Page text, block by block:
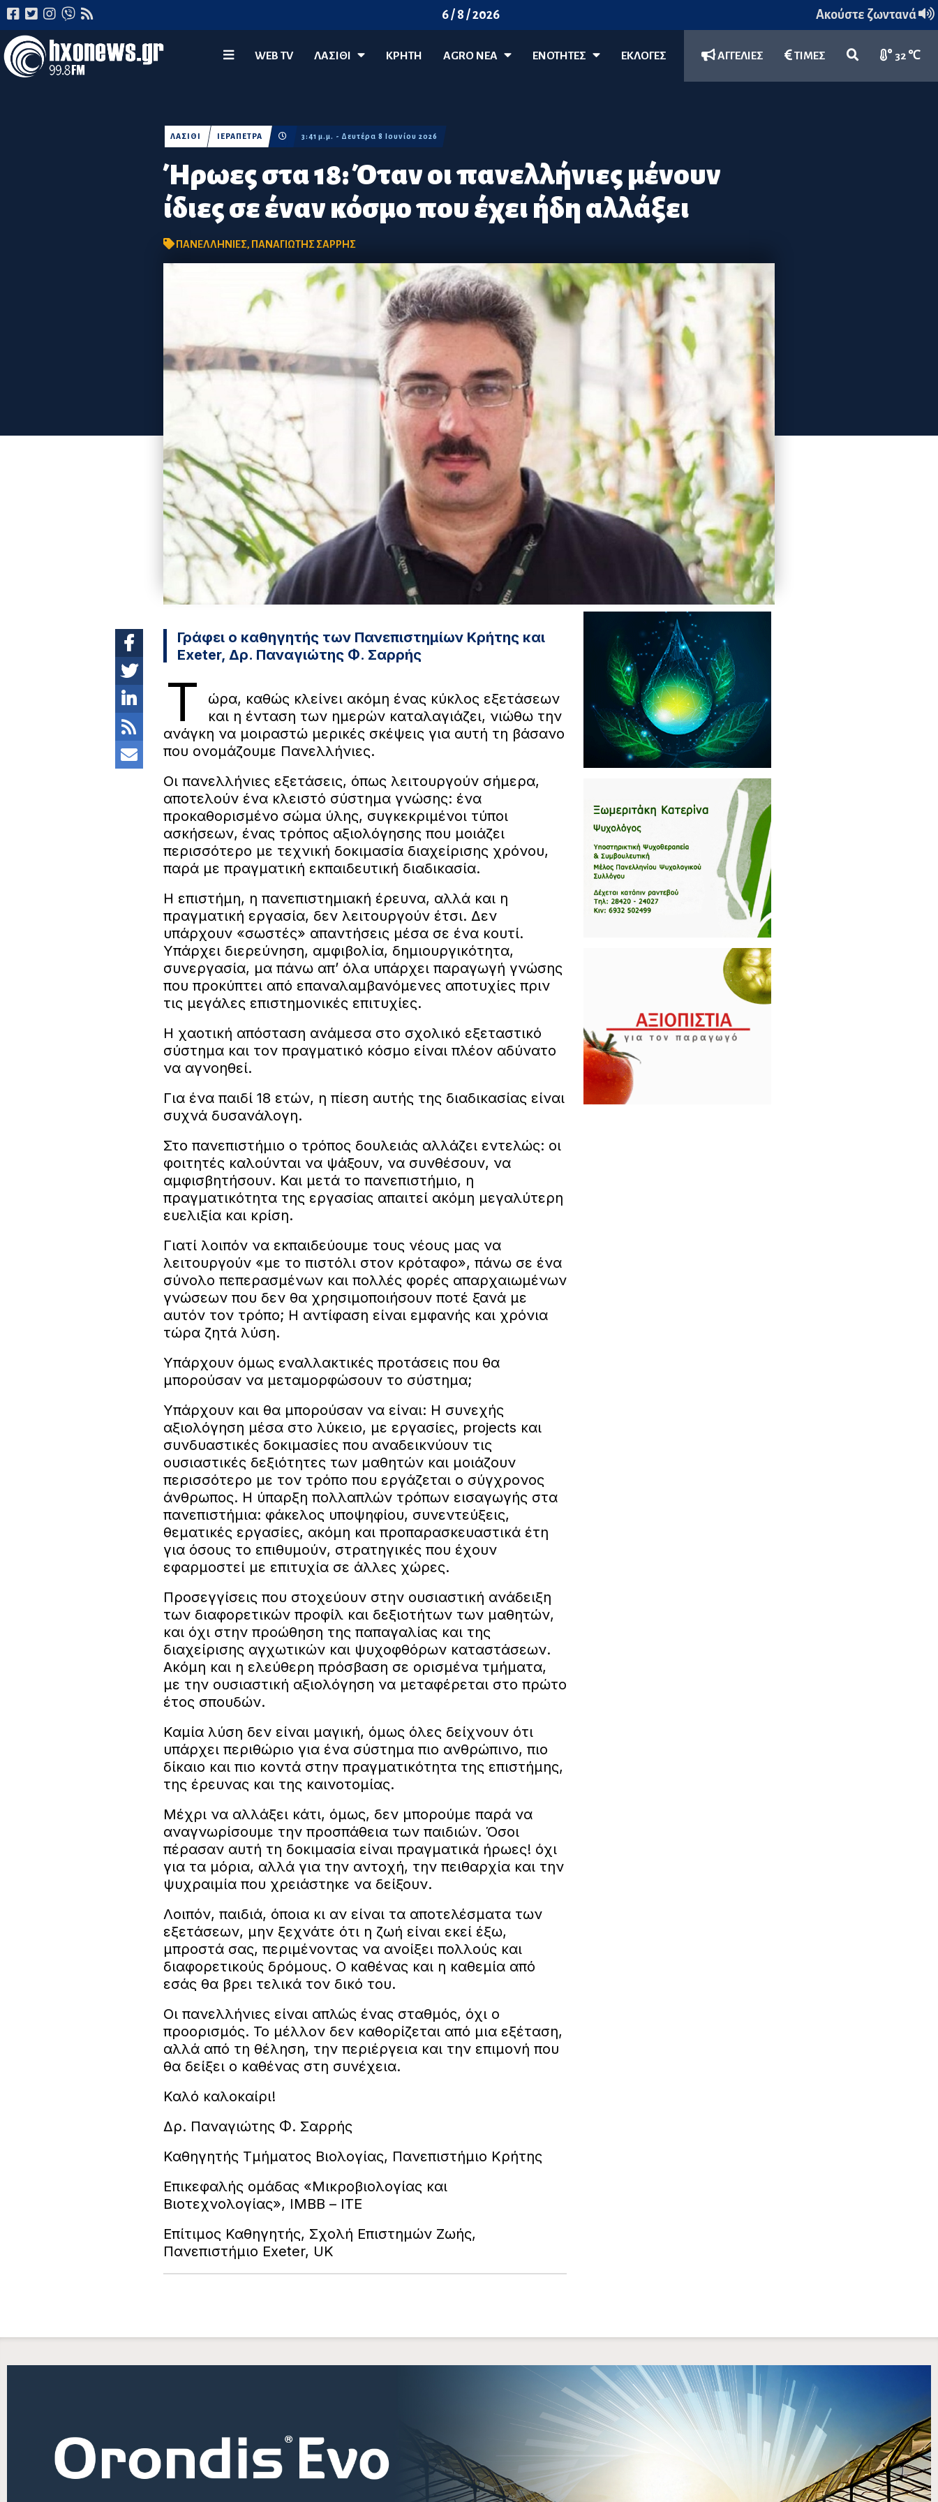
6 / 8 / 2026 Ακούστε ζωντανά
WEB TV ΛΑΣΊΘΙ ΚΡΗΤΗ AGRO ΝΈΑ ΕΝΟΤΗΤΕΣ ΕΚΛΟΓΕΣ ΑΓΓΕΛΙΕΣ ΤΙΜΕΣ 32 ℃
Ήρωες στα 18: Όταν οι πανελλήνιες μένουν
ίδιες σε έναν κόσμο που έχει ήδη αλλάξει
ΛΑΣΙΘΙ ΙΕΡΑΠΕΤΡΑ 3:41 μ.μ. - Δευτέρα 8 Ιουνίου 2026
ΠΑΝΕΛΛΗΝΙΕΣ, ΠΑΝΑΓΙΩΤΗΣ ΣΑΡΡΗΣ
Γράφει ο καθηγητής των Πανεπιστημίων Κρήτης και
Exeter, Δρ. Παναγιώτης Φ. Σαρρής
Τ
ώρα, καθώς κλείνει ακόμη ένας κύκλος εξετάσεων
και η ένταση των ημερών καταλαγιάζει, νιώθω την
ανάγκη να μοιραστώ μερικές σκέψεις για αυτή τη βάσανο
που ονομάζουμε Πανελλήνιες.
Οι πανελλήνιες εξετάσεις, όπως λειτουργούν σήμερα,
αποτελούν ένα κλειστό σύστημα γνώσης: ένα
προκαθορισμένο σώμα ύλης, συγκεκριμένοι τύποι
ασκήσεων, ένας τρόπος αξιολόγησης που μοιάζει
περισσότερο με τεχνική δοκιμασία διαχείρισης χρόνου,
παρά με πραγματική εκπαιδευτική διαδικασία.
Η επιστήμη, η πανεπιστημιακή έρευνα, αλλά και η
πραγματική εργασία, δεν λειτουργούν έτσι. Δεν
υπάρχουν «σωστές» απαντήσεις μέσα σε ένα κουτί.
Υπάρχει διερεύνηση, αμφιβολία, δημιουργικότητα,
συνεργασία, μα πάνω απ’ όλα υπάρχει παραγωγή γνώσης
που προκύπτει από επαναλαμβανόμενες αποτυχίες πριν
τις μεγάλες επιστημονικές επιτυχίες.
Η χαοτική απόσταση ανάμεσα στο σχολικό εξεταστικό
σύστημα και τον πραγματικό κόσμο είναι πλέον αδύνατο
να αγνοηθεί.
Για ένα παιδί 18 ετών, η πίεση αυτής της διαδικασίας είναι
συχνά δυσανάλογη.
Στο πανεπιστήμιο ο τρόπος δουλειάς αλλάζει εντελώς: οι
φοιτητές καλούνται να ψάξουν, να συνθέσουν, να
αμφισβητήσουν. Και μετά το πανεπιστήμιο, η
πραγματικότητα της εργασίας απαιτεί ακόμη μεγαλύτερη
ευελιξία και κρίση.
Γιατί λοιπόν να εκπαιδεύουμε τους νέους μας να
λειτουργούν «με το πιστόλι στον κρόταφο», πάνω σε ένα
σύνολο πεπερασμένων και πολλές φορές απαρχαιωμένων
γνώσεων που δεν θα χρησιμοποιήσουν ποτέ ξανά με
αυτόν τον τρόπο; Η αντίφαση είναι εμφανής και χρόνια
τώρα ζητά λύση.
Υπάρχουν όμως εναλλακτικές προτάσεις που θα
μπορούσαν να μεταμορφώσουν το σύστημα;
Υπάρχουν και θα μπορούσαν να είναι: Η συνεχής
αξιολόγηση μέσα στο λύκειο, με εργασίες, projects και
συνδυαστικές δοκιμασίες που αναδεικνύουν τις
ουσιαστικές δεξιότητες των μαθητών και μοιάζουν
περισσότερο με τον τρόπο που εργάζεται ο σύγχρονος
άνθρωπος. Η ύπαρξη πολλαπλών τρόπων εισαγωγής στα
πανεπιστήμια: φάκελος υποψηφίου, συνεντεύξεις,
θεματικές εργασίες, ακόμη και προπαρασκευαστικά έτη
για όσους το επιθυμούν, στρατηγικές που έχουν
εφαρμοστεί με επιτυχία σε άλλες χώρες.
Προσεγγίσεις που στοχεύουν στην ουσιαστική ανάδειξη
των διαφορετικών προφίλ και δεξιοτήτων των μαθητών,
και όχι στην προώθηση της παπαγαλίας και της
διαχείρισης αγχωτικών και ψυχοφθόρων καταστάσεων.
Ακόμη και η ελεύθερη πρόσβαση σε ορισμένα τμήματα,
με την ουσιαστική αξιολόγηση να μεταφέρεται στο πρώτο
έτος σπουδών.
Καμία λύση δεν είναι μαγική, όμως όλες δείχνουν ότι
υπάρχει περιθώριο για ένα σύστημα πιο ανθρώπινο, πιο
δίκαιο και πιο κοντά στην πραγματικότητα της επιστήμης,
της έρευνας και της καινοτομίας.
Μέχρι να αλλάξει κάτι, όμως, δεν μπορούμε παρά να
αναγνωρίσουμε την προσπάθεια των παιδιών. Όσοι
πέρασαν αυτή τη δοκιμασία είναι πραγματικά ήρωες! όχι
για τα μόρια, αλλά για την αντοχή, την πειθαρχία και την
ψυχραιμία που χρειάστηκε να δείξουν.
Λοιπόν, παιδιά, όποια κι αν είναι τα αποτελέσματα των
εξετάσεων, μην ξεχνάτε ότι η ζωή είναι εκεί έξω,
μπροστά σας, περιμένοντας να ανοίξει πολλούς και
διαφορετικούς δρόμους. Ο καθένας και η καθεμία από
εσάς θα βρει τελικά τον δικό του.
Οι πανελλήνιες είναι απλώς ένας σταθμός, όχι ο
προορισμός. Το μέλλον δεν καθορίζεται από μια εξέταση,
αλλά από τη θέληση, την περιέργεια και την επιμονή που
θα δείξει ο καθένας στη συνέχεια.
Καλό καλοκαίρι!
Δρ. Παναγιώτης Φ. Σαρρής
Καθηγητής Τμήματος Βιολογίας, Πανεπιστήμιο Κρήτης
Επικεφαλής ομάδας «Μικροβιολογίας και
Βιοτεχνολογίας», ΙΜΒΒ – ΙΤΕ
Επίτιμος Καθηγητής, Σχολή Επιστημών Ζωής,
Πανεπιστήμιο Exeter, UK